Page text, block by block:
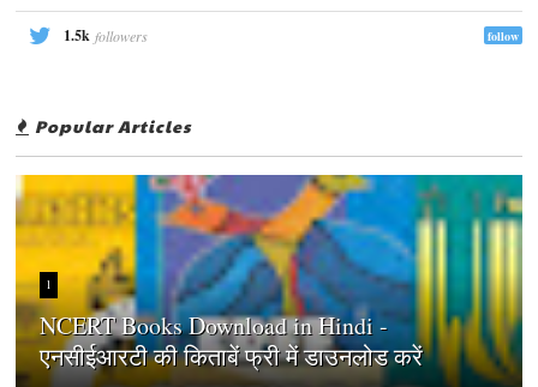
1.5k followers follow
Popular Articles
1
NCERT Books Download in Hindi -
एनसीईआरटी की किताबें फ्री में डाउनलोड करें